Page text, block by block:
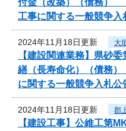
工事に関する一般競争入
2024年11月18日更新 大
【建設関連業務】県砂
繕（長寿命化）（債務
に関する一般競争入札公
2024年11月18日更新 郡
【建設工事】公維工第